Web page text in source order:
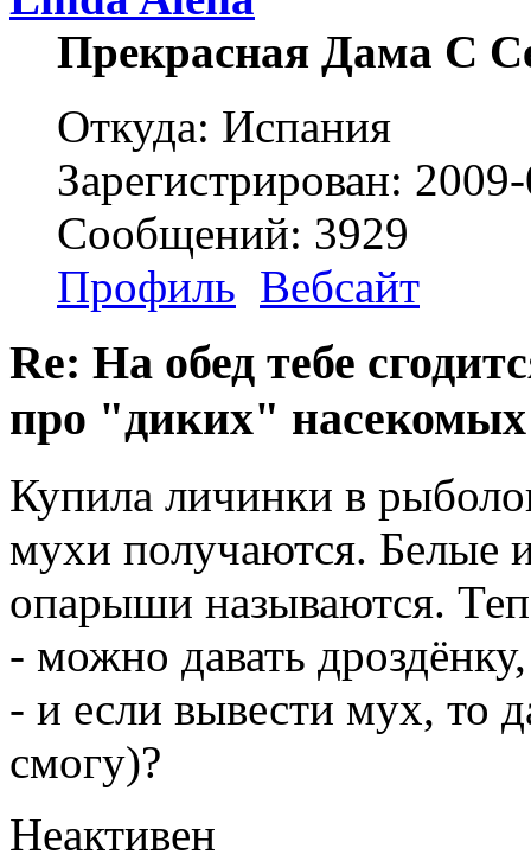
Прекрасная Дама С
Откуда: Испания
Зарегистрирован:
Сообщений: 3929
Профиль Вебсайт
Re: На обед тебе
про "диких" насекомых
Купила личинки в
мухи получаются. Белые
опарыши называются.
- можно давать
- и если вывести мух, то
смогу)?
Неактивен